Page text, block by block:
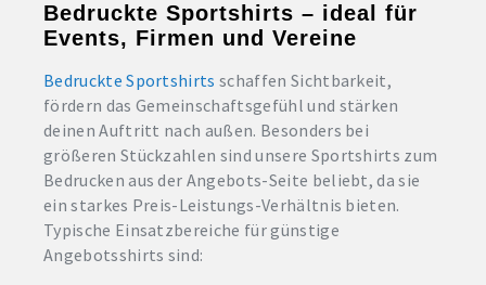
Bedruckte Sportshirts – ideal für
Events, Firmen und Vereine
Bedruckte Sportshirts schaffen Sichtbarkeit,
fördern das Gemeinschaftsgefühl und stärken
deinen Auftritt nach außen. Besonders bei
größeren Stückzahlen sind unsere Sportshirts zum
Bedrucken aus der Angebots-Seite beliebt, da sie
ein starkes Preis-Leistungs-Verhältnis bieten.
Typische Einsatzbereiche für günstige
Angebotsshirts sind: